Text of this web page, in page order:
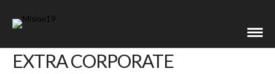
EXTRA CORPORATE